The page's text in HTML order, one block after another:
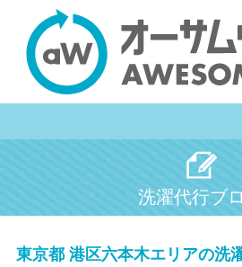
洗濯代行ブ
東京都 港区六本木エリアの洗